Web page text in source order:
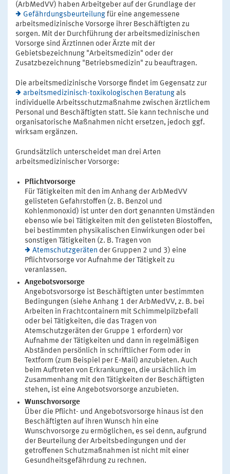
(ArbMedVV) haben Arbeitgeber auf der Grundlage der
Gefährdungsbeurteilung für eine angemessene
arbeitsmedizinische Vorsorge ihrer Beschäftigten zu
sorgen. Mit der Durchführung der arbeitsmedizinischen
Vorsorge sind Ärztinnen oder Ärzte mit der
Gebietsbezeichnung "Arbeitsmedizin" oder der
Zusatzbezeichnung "Betriebsmedizin" zu beauftragen.
Die arbeitsmedizinische Vorsorge findet im Gegensatz zur
arbeitsmedizinisch-toxikologischen Beratung als
individuelle Arbeitsschutzmaßnahme zwischen ärztlichem
Personal und Beschäftigten statt. Sie kann technische und
organisatorische Maßnahmen nicht ersetzen, jedoch ggf.
wirksam ergänzen.
Grundsätzlich unterscheidet man drei Arten
arbeitsmedizinischer Vorsorge:
Pflichtvorsorge
Für Tätigkeiten mit den im Anhang der ArbMedVV
gelisteten Gefahrstoffen (z. B. Benzol und
Kohlenmonoxid) ist unter den dort genannten Umständen
ebenso wie bei Tätigkeiten mit den gelisteten Biostoffen,
bei bestimmten physikalischen Einwirkungen oder bei
sonstigen Tätigkeiten (z. B. Tragen von
Atemschutzgeräten der Gruppen 2 und 3) eine
Pflichtvorsorge vor Aufnahme der Tätigkeit zu
veranlassen.
Angebotsvorsorge
Angebotsvorsorge ist Beschäftigten unter bestimmten
Bedingungen (siehe Anhang 1 der ArbMedVV, z. B. bei
Arbeiten in Frachtcontainern mit Schimmelpilzbefall
oder bei Tätigkeiten, die das Tragen von
Atemschutzgeräten der Gruppe 1 erfordern) vor
Aufnahme der Tätigkeiten und dann in regelmäßigen
Abständen persönlich in schriftlicher Form oder in
Textform (zum Beispiel per E-Mail) anzubieten. Auch
beim Auftreten von Erkrankungen, die ursächlich im
Zusammenhang mit den Tätigkeiten der Beschäftigten
stehen, ist eine Angebotsvorsorge anzubieten.
Wunschvorsorge
Über die Pflicht- und Angebotsvorsorge hinaus ist den
Beschäftigten auf ihren Wunsch hin eine
Wunschvorsorge zu ermöglichen, es sei denn, aufgrund
der Beurteilung der Arbeitsbedingungen und der
getroffenen Schutzmaßnahmen ist nicht mit einer
Gesundheitsgefährdung zu rechnen.